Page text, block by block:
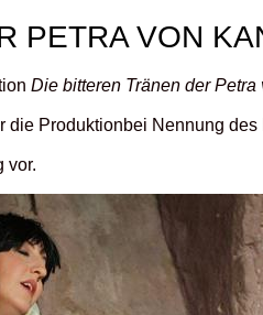
PETRA VON
Die bitteren Tränen der Petra
Produktionbei Nennung des
vor.